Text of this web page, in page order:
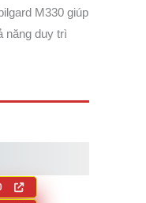
M330 giúp
năng duy trì